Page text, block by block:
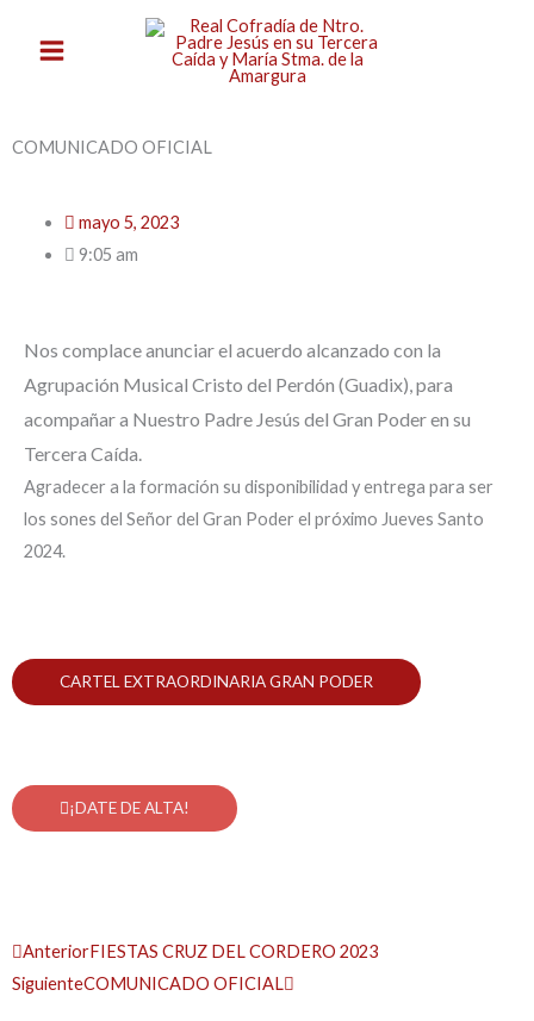
COMUNICADO OFICIAL
mayo 5, 2023
9:05 am
Nos complace anunciar el acuerdo alcanzado con la
Agrupación Musical Cristo del Perdón (Guadix), para
acompañar a Nuestro Padre Jesús del Gran Poder en su
Tercera Caída.
Agradecer a la formación su disponibilidad y entrega para ser
los sones del Señor del Gran Poder el próximo Jueves Santo
2024.
CARTEL EXTRAORDINARIA GRAN PODER
¡DATE DE ALTA!
Prev
AnteriorFIESTAS CRUZ DEL CORDERO 2023
SiguienteCOMUNICADO OFICIAL
Next